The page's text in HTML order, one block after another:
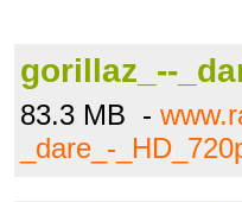
gorillaz_--
83.3 MB -
_dare_-